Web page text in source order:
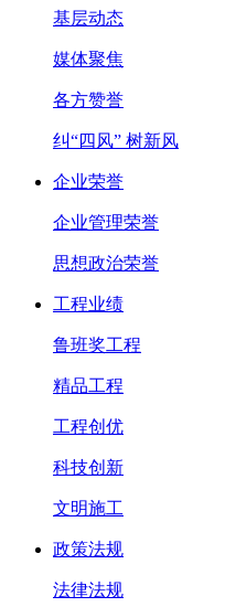
基层动态
媒体聚焦
各方赞誉
纠“四风” 树新风
企业荣誉
企业管理荣誉
思想政治荣誉
工程业绩
鲁班奖工程
精品工程
工程创优
科技创新
文明施工
政策法规
法律法规